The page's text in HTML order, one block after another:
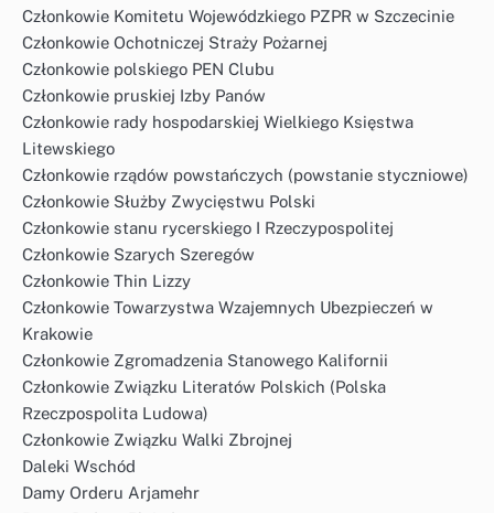
Członkowie Komitetu Wojewódzkiego PZPR w Szczecinie
Członkowie Ochotniczej Straży Pożarnej
Członkowie polskiego PEN Clubu
Członkowie pruskiej Izby Panów
Członkowie rady hospodarskiej Wielkiego Księstwa
Litewskiego
Członkowie rządów powstańczych (powstanie styczniowe)
Członkowie Służby Zwycięstwu Polski
Członkowie stanu rycerskiego I Rzeczypospolitej
Członkowie Szarych Szeregów
Członkowie Thin Lizzy
Członkowie Towarzystwa Wzajemnych Ubezpieczeń w
Krakowie
Członkowie Zgromadzenia Stanowego Kalifornii
Członkowie Związku Literatów Polskich (Polska
Rzeczpospolita Ludowa)
Członkowie Związku Walki Zbrojnej
Daleki Wschód
Damy Orderu Arjamehr